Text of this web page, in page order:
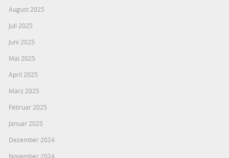
August 2025
Juli 2025
Juni 2025
Mai 2025
April 2025
März 2025
Februar 2025
Januar 2025
Dezember 2024
November 2024